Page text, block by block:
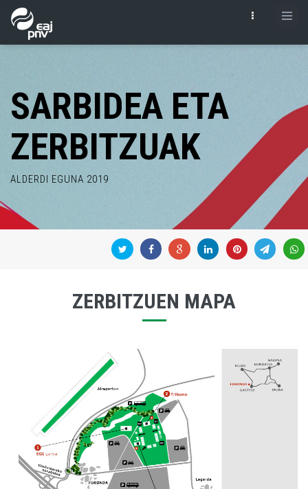
SARBIDEA ETA
ZERBITZUAK
ALDERDI EGUNA 2019
ZERBITZUEN MAPA